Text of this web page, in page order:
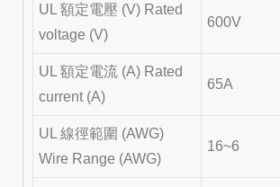
UL 額定電壓 (V) Rated
voltage (V)
600V
UL 額定電流 (A) Rated
current (A)
65A
UL 線徑範圍 (AWG)
Wire Range (AWG)
16~6